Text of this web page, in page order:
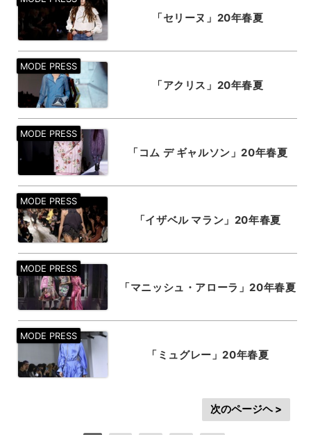
「セリーヌ」20年春夏
「アクリス」20年春夏
「コム デ ギャルソン」20年春夏
「イザベル マラン」20年春夏
「マニッシュ・アローラ」20年春夏
「ミュグレー」20年春夏
次のページヘ >